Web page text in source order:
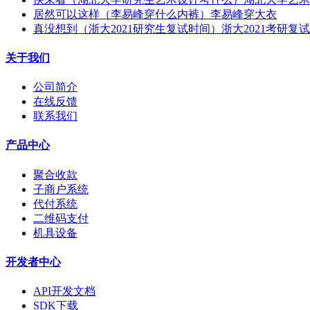
居然可以这样（李易峰穿什么内裤）李易峰穿大衣
真没想到（浙大2021研究生复试时间）浙大2021考研复
关于我们
公司简介
在线反馈
联系我们
产品中心
聚合收款
子商户系统
代付系统
二维码支付
机具设备
开发者中心
API开发文档
SDK下载